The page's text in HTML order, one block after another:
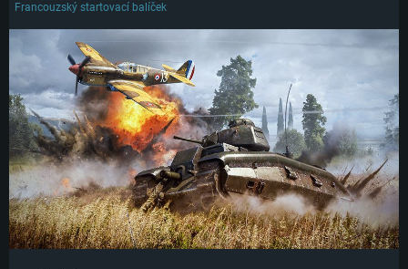
Francouzský startovací balíček